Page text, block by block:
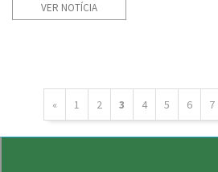
VER NOTÍCIA
« 1 2 3 4 5 6 7